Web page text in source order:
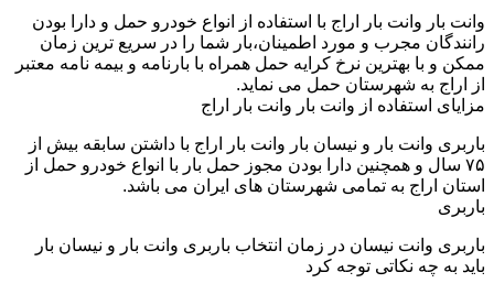
وانت بار وانت بار اراج با استفاده از انواع خودرو حمل و دارا بودن
رانندگان مجرب و مورد اطمینان،بار شما را در سریع ترین زمان
ممکن و با بهترین نرخ کرایه حمل همراه با بارنامه و بیمه نامه معتبر
از اراج به شهرستان حمل می نماید.
مزایای استفاده از وانت بار وانت بار اراج
باربری وانت بار و نیسان بار وانت بار اراج با داشتن سابقه بیش از
۷۵ سال و همچنین دارا بودن مجوز حمل بار با انواع خودرو حمل از
استان اراج به تمامی شهرستان های ایران می باشد.
باربری
باربری وانت نیسان در زمان انتخاب باربری وانت بار و نیسان بار
باید به چه نکاتی توجه کرد